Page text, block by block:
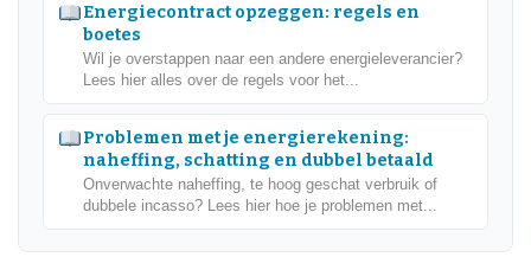
Energiecontract opzeggen: regels en
boetes
Wil je overstappen naar een andere energieleverancier?
Lees hier alles over de regels voor het...
Problemen met je energierekening:
naheffing, schatting en dubbel betaald
Onverwachte naheffing, te hoog geschat verbruik of
dubbele incasso? Lees hier hoe je problemen met...